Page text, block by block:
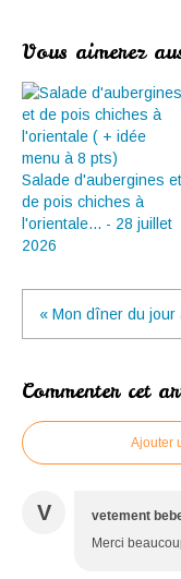
Vous aimerez
Salade d'aubergines et
de pois chiches à
l'orientale... - 28 juillet
2026
« Mon dîner du jour
Commenter cet
Ajouter
V vetement
Merci